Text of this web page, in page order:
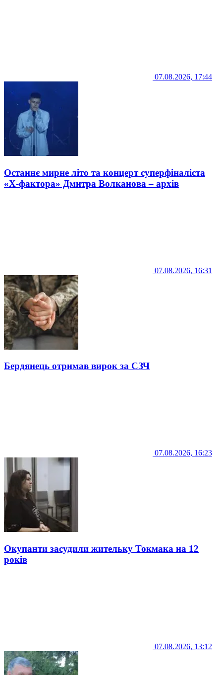
07.08.2026, 17:44
Останнє мирне літо та концерт суперфіналіста
«Х-фактора» Дмитра Волканова – архів
07.08.2026, 16:31
Бердянець отримав вирок за СЗЧ
07.08.2026, 16:23
Окупанти засудили жительку Токмака на 12
років
07.08.2026, 13:12